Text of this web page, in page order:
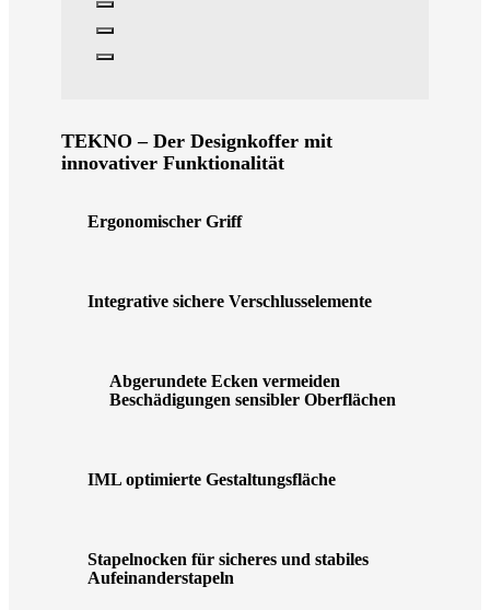
TEKNO – Der Designkoffer mit
innovativer Funktionalität
Ergonomischer Griff
Integrative sichere Verschlusselemente
Abgerundete Ecken vermeiden
Beschädigungen sensibler Oberflächen
IML optimierte Gestaltungsfläche
Stapelnocken für sicheres und stabiles
Aufeinanderstapeln